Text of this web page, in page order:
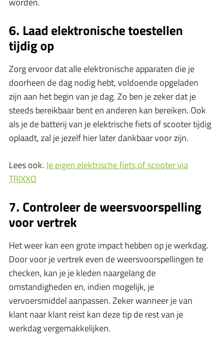
6. Laad elektronische toestellen
tijdig op
Zorg ervoor dat alle elektronische apparaten die je
doorheen de dag nodig hebt, voldoende opgeladen
zijn aan het begin van je dag. Zo ben je zeker dat je
steeds bereikbaar bent en anderen kan bereiken. Ook
als je de batterij van je elektrische fiets of scooter tijdig
oplaadt, zal je jezelf hier later dankbaar voor zijn.
Lees ook.Je eigen elektrische fiets of scooter via
TRIXXO
7. Controleer de weersvoorspelling
voor vertrek
Het weer kan een grote impact hebben op je werkdag.
Door voor je vertrek even de weersvoorspellingen te
checken, kan je je kleden naargelang de
omstandigheden en, indien mogelijk, je
vervoersmiddel aanpassen. Zeker wanneer je van
klant naar klant reist kan deze tip de rest van je
werkdag vergemakkelijken.